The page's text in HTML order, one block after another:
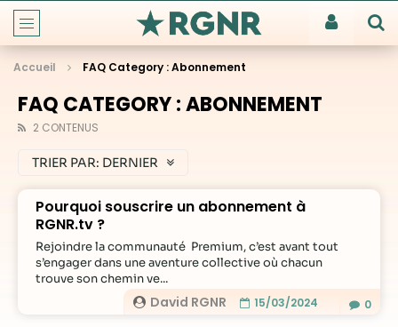
Accueil FAQ Category : Abonnement
FAQ CATEGORY : ABONNEMENT
2 CONTENUS
TRIER PAR: DERNIER
Pourquoi souscrire un abonnement à
RGNR.tv ?
David RGNR 15/03/2024
Rejoindre la communauté Premium, c’est avant tout
s’engager dans une aventure collective où chacun
trouve son chemin ve...
0